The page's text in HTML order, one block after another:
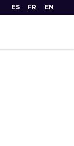
ES FR EN